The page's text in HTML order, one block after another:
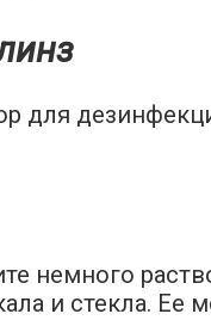
для
немного
и стекла.